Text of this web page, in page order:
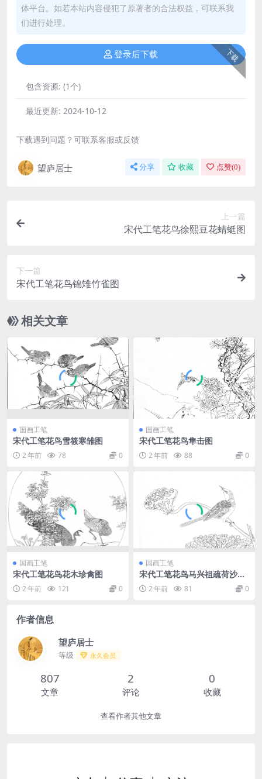
体平台。如若本站内容侵犯了原著者的合法权益，可联系我
们进行处理。
下载
登录后下载
包含资源: (1个)
最近更新: 2024-10-12
下载遇到问题？可联系客服或反馈
望庐居士 分享 收藏 点赞(0)
上一篇
宋代工笔花鸟徐熙豆花蜻蜓图
下一篇
宋代工笔花鸟锦雉竹雀图
相关文章
国画工笔
宋代工笔花鸟雪筱寒雏图
2 年前 78 0
国画工笔
宋代工笔花鸟隼击图
2 年前 88 0
国画工笔
宋代工笔花鸟花木珍禽图
2 年前 121 0
国画工笔
宋代工笔花鸟马兴祖疏荷沙鸟
图 2 年前 81 0
作者信息
望庐居士
等级 永久会员
807
文章
2
评论
0
收藏
查看作者其他文章